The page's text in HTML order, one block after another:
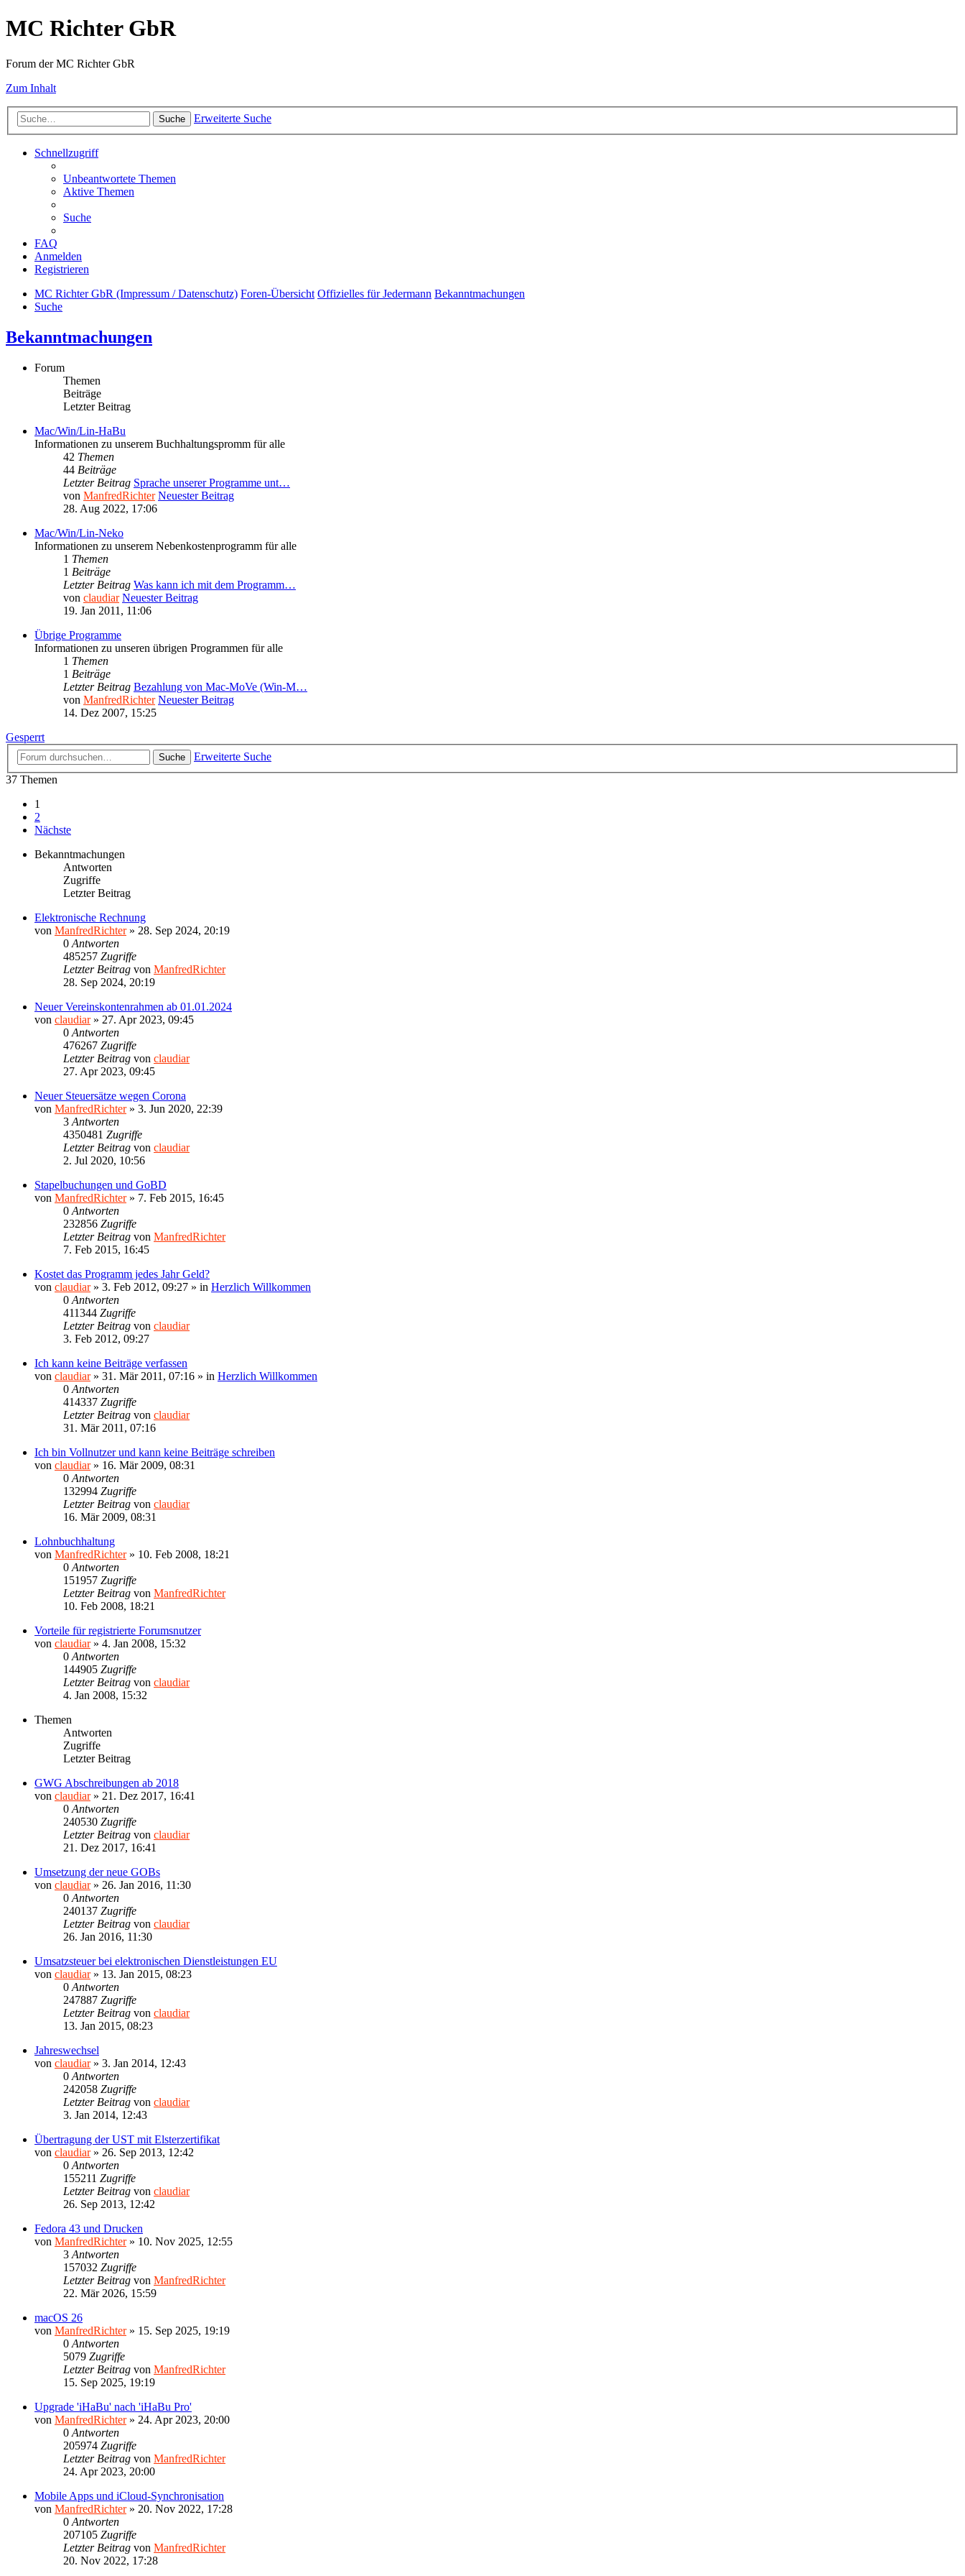
MC Richter GbR
Forum der MC Richter GbR
Zum Inhalt
Suche Erweiterte Suche
Schnellzugriff
Unbeantwortete Themen
Aktive Themen
Suche
FAQ
Anmelden
Registrieren
MC Richter GbR (Impressum / Datenschutz) Foren-Übersicht Offizielles für Jedermann Bekanntmachungen
Suche
Bekanntmachungen
Forum
Themen
Beiträge
Letzter Beitrag
Mac/Win/Lin-HaBu
Informationen zu unserem Buchhaltungspromm für alle
42 Themen
44 Beiträge
Letzter Beitrag Sprache unserer Programme unt…
von ManfredRichter Neuester Beitrag
28. Aug 2022, 17:06
Mac/Win/Lin-Neko
Informationen zu unserem Nebenkostenprogramm für alle
1 Themen
1 Beiträge
Letzter Beitrag Was kann ich mit dem Programm…
von claudiar Neuester Beitrag
19. Jan 2011, 11:06
Übrige Programme
Informationen zu unseren übrigen Programmen für alle
1 Themen
1 Beiträge
Letzter Beitrag Bezahlung von Mac-MoVe (Win-M…
von ManfredRichter Neuester Beitrag
14. Dez 2007, 15:25
Gesperrt
Suche
Erweiterte Suche
37 Themen
1
2
Nächste
Bekanntmachungen
Antworten
Zugriffe
Letzter Beitrag
Elektronische Rechnung
von ManfredRichter» 28. Sep 2024, 20:19
0 Antworten
485257 Zugriffe
Letzter Beitrag von ManfredRichter
28. Sep 2024, 20:19
Neuer Vereinskontenrahmen ab 01.01.2024
von claudiar» 27. Apr 2023, 09:45
0 Antworten
476267 Zugriffe
Letzter Beitrag von claudiar
27. Apr 2023, 09:45
Neuer Steuersätze wegen Corona
von ManfredRichter» 3. Jun 2020, 22:39
3 Antworten
4350481 Zugriffe
Letzter Beitrag von claudiar
2. Jul 2020, 10:56
Stapelbuchungen und GoBD
von ManfredRichter» 7. Feb 2015, 16:45
0 Antworten
232856 Zugriffe
Letzter Beitrag von ManfredRichter
7. Feb 2015, 16:45
Kostet das Programm jedes Jahr Geld?
von claudiar» 3. Feb 2012, 09:27 » in Herzlich Willkommen
0 Antworten
411344 Zugriffe
Letzter Beitrag von claudiar
3. Feb 2012, 09:27
Ich kann keine Beiträge verfassen
von claudiar» 31. Mär 2011, 07:16 » in Herzlich Willkommen
0 Antworten
414337 Zugriffe
Letzter Beitrag von claudiar
31. Mär 2011, 07:16
Ich bin Vollnutzer und kann keine Beiträge schreiben
von claudiar» 16. Mär 2009, 08:31
0 Antworten
132994 Zugriffe
Letzter Beitrag von claudiar
16. Mär 2009, 08:31
Lohnbuchhaltung
von ManfredRichter» 10. Feb 2008, 18:21
0 Antworten
151957 Zugriffe
Letzter Beitrag von ManfredRichter
10. Feb 2008, 18:21
Vorteile für registrierte Forumsnutzer
von claudiar» 4. Jan 2008, 15:32
0 Antworten
144905 Zugriffe
Letzter Beitrag von claudiar
4. Jan 2008, 15:32
Themen
Antworten
Zugriffe
Letzter Beitrag
GWG Abschreibungen ab 2018
von claudiar» 21. Dez 2017, 16:41
0 Antworten
240530 Zugriffe
Letzter Beitrag von claudiar
21. Dez 2017, 16:41
Umsetzung der neue GOBs
von claudiar» 26. Jan 2016, 11:30
0 Antworten
240137 Zugriffe
Letzter Beitrag von claudiar
26. Jan 2016, 11:30
Umsatzsteuer bei elektronischen Dienstleistungen EU
von claudiar» 13. Jan 2015, 08:23
0 Antworten
247887 Zugriffe
Letzter Beitrag von claudiar
13. Jan 2015, 08:23
Jahreswechsel
von claudiar» 3. Jan 2014, 12:43
0 Antworten
242058 Zugriffe
Letzter Beitrag von claudiar
3. Jan 2014, 12:43
Übertragung der UST mit Elsterzertifikat
von claudiar» 26. Sep 2013, 12:42
0 Antworten
155211 Zugriffe
Letzter Beitrag von claudiar
26. Sep 2013, 12:42
Fedora 43 und Drucken
von ManfredRichter» 10. Nov 2025, 12:55
3 Antworten
157032 Zugriffe
Letzter Beitrag von ManfredRichter
22. Mär 2026, 15:59
macOS 26
von ManfredRichter» 15. Sep 2025, 19:19
0 Antworten
5079 Zugriffe
Letzter Beitrag von ManfredRichter
15. Sep 2025, 19:19
Upgrade 'iHaBu' nach 'iHaBu Pro'
von ManfredRichter» 24. Apr 2023, 20:00
0 Antworten
205974 Zugriffe
Letzter Beitrag von ManfredRichter
24. Apr 2023, 20:00
Mobile Apps und iCloud-Synchronisation
von ManfredRichter» 20. Nov 2022, 17:28
0 Antworten
207105 Zugriffe
Letzter Beitrag von ManfredRichter
20. Nov 2022, 17:28